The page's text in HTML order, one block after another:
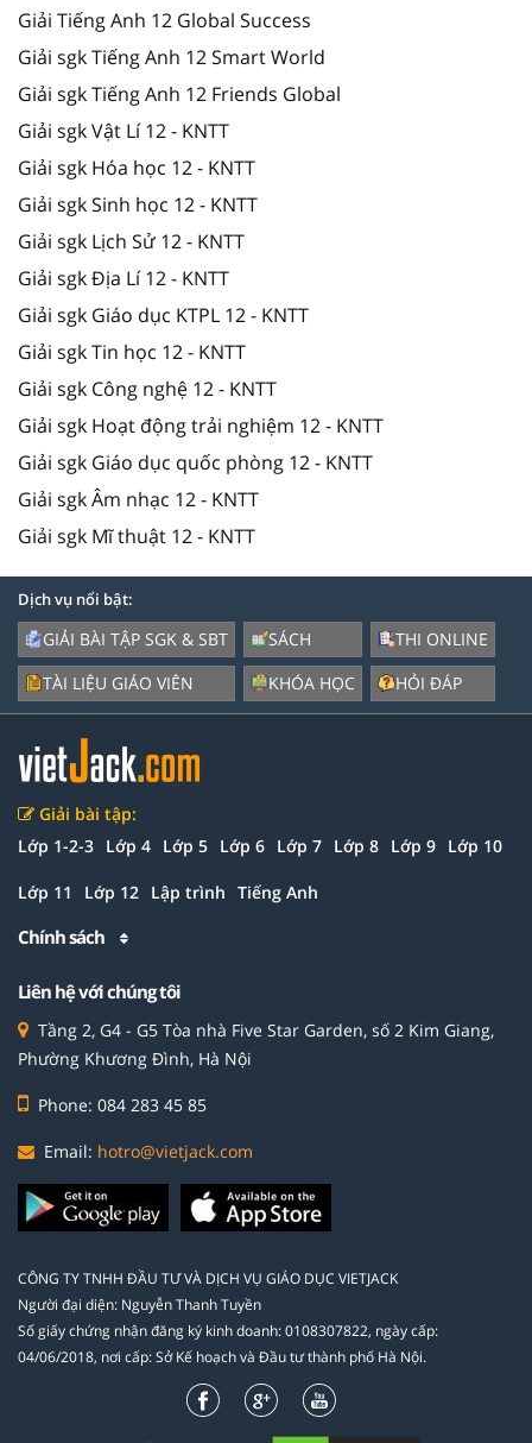
Giải Tiếng Anh 12 Global Success
Giải sgk Tiếng Anh 12 Smart World
Giải sgk Tiếng Anh 12 Friends Global
Giải sgk Vật Lí 12 - KNTT
Giải sgk Hóa học 12 - KNTT
Giải sgk Sinh học 12 - KNTT
Giải sgk Lịch Sử 12 - KNTT
Giải sgk Địa Lí 12 - KNTT
Giải sgk Giáo dục KTPL 12 - KNTT
Giải sgk Tin học 12 - KNTT
Giải sgk Công nghệ 12 - KNTT
Giải sgk Hoạt động trải nghiệm 12 - KNTT
Giải sgk Giáo dục quốc phòng 12 - KNTT
Giải sgk Âm nhạc 12 - KNTT
Giải sgk Mĩ thuật 12 - KNTT
Dịch vụ nổi bật:
GIẢI BÀI TẬP SGK & SBT
TÀI LIỆU GIÁO VIÊN
SÁCH
KHÓA HỌC
THI ONLINE
HỎI ĐÁP
Giải bài tập:
Lớp 1-2-3 Lớp 4 Lớp 5 Lớp 6 Lớp 7 Lớp 8 Lớp 9 Lớp 10
Lớp 11 Lớp 12 Lập trình Tiếng Anh
Chính sách
Liên hệ với chúng tôi
Tầng 2, G4 - G5 Tòa nhà Five Star Garden, số 2 Kim Giang,
Phường Khương Đình, Hà Nội
Phone: 084 283 45 85
Email: hotro@vietjack.com
CÔNG TY TNHH ĐẦU TƯ VÀ DỊCH VỤ GIÁO DỤC VIETJACK
Người đại diện: Nguyễn Thanh Tuyền
Số giấy chứng nhận đăng ký kinh doanh: 0108307822, ngày cấp:
04/06/2018, nơi cấp: Sở Kế hoạch và Đầu tư thành phố Hà Nội.